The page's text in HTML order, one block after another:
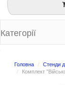
Категорії
Головна Стенди
Комплект